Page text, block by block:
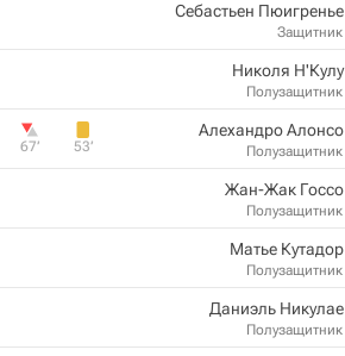
Себастьен Пюигренье
Защитник
Николя Н'Кулу
Полузащитник
Алехандро Алонсо
Полузащитник
53‎’‎
67‎’‎
Жан-Жак Госсо
Полузащитник
Матье Кутадор
Полузащитник
Даниэль Никулае
Полузащитник